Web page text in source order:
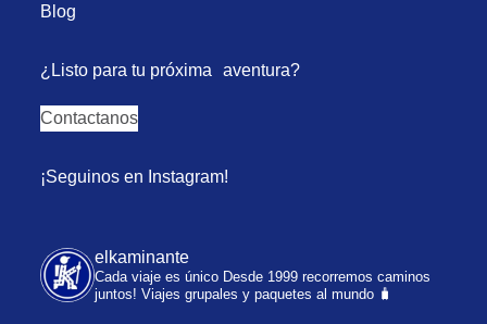
Blog
¿Listo para tu próxima aventura?
Contactanos
¡Seguinos en Instagram!
elkaminante
Cada viaje es único Desde 1999 recorremos caminos
juntos! Viajes grupales y paquetes al mundo 🧳